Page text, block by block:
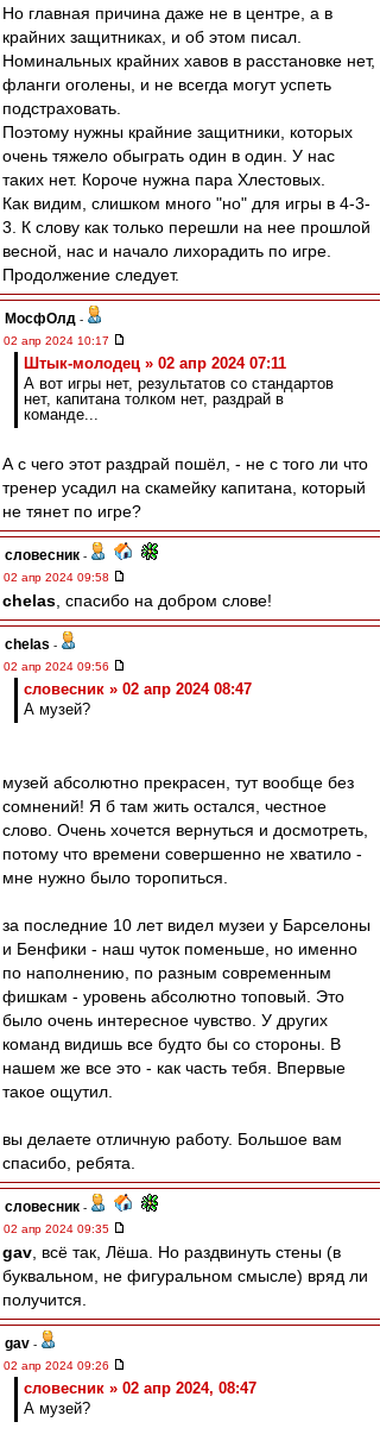
Но главная причина даже не в центре, а в
крайних защитниках, и об этом писал.
Номинальных крайних хавов в расстановке нет,
фланги оголены, и не всегда могут успеть
подстраховать.
Поэтому нужны крайние защитники, которых
очень тяжело обыграть один в один. У нас
таких нет. Короче нужна пара Хлестовых.
Как видим, слишком много "но" для игры в 4-3-
3. К слову как только перешли на нее прошлой
весной, нас и начало лихорадить по игре.
Продолжение следует.
МосфОлд -
02 апр 2024 10:17
Штык-молодец » 02 апр 2024 07:11
А вот игры нет, результатов со стандартов
нет, капитана толком нет, раздрай в
команде...
А с чего этот раздрай пошёл, - не с того ли что
тренер усадил на скамейку капитана, который
не тянет по игре?
словесник -
02 апр 2024 09:58
chelas , спасибо на добром слове!
chelas -
02 апр 2024 09:56
словесник » 02 апр 2024 08:47
А музей?
музей абсолютно прекрасен, тут вообще без
сомнений! Я б там жить остался, честное
слово. Очень хочется вернуться и досмотреть,
потому что времени совершенно не хватило -
мне нужно было торопиться.
за последние 10 лет видел музеи у Барселоны
и Бенфики - наш чуток поменьше, но именно
по наполнению, по разным современным
фишкам - уровень абсолютно топовый. Это
было очень интересное чувство. У других
команд видишь все будто бы со стороны. В
нашем же все это - как часть тебя. Впервые
такое ощутил.
вы делаете отличную работу. Большое вам
спасибо, ребята.
словесник -
02 апр 2024 09:35
gav , всё так, Лёша. Но раздвинуть стены (в
буквальном, не фигуральном смысле) вряд ли
получится.
gav -
02 апр 2024 09:26
словесник » 02 апр 2024, 08:47
А музей?